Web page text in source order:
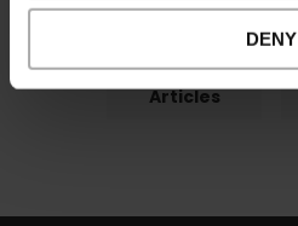
DENY
Articles